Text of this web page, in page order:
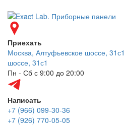
Приехать
Москва, Алтуфьевское шоссе, 31с1
шоссе, 31с1
Пн - Сб с 9:00 до 20:00
Написать
+7 (966) 099-30-36
+7 (926) 770-05-05